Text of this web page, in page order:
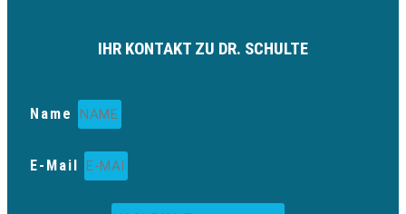
IHR KONTAKT ZU DR. SCHULTE
Name
E-Mail